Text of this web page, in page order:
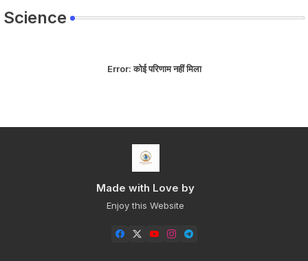
Science
Error:कोई परिणाम नहीं मिला
Made with Love by
Enjoy this Website